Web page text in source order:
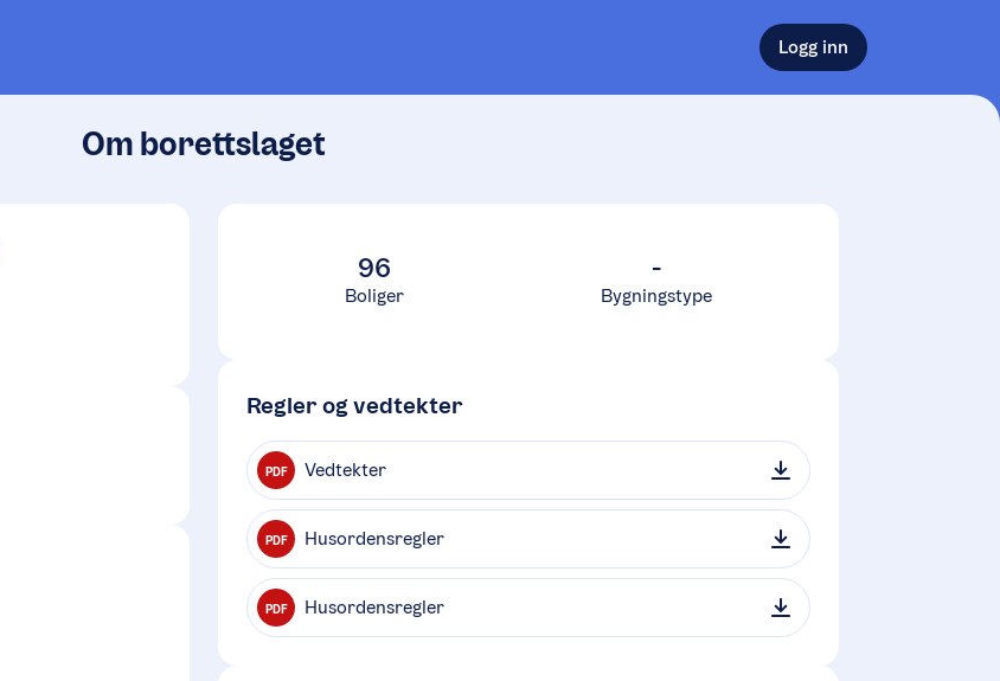
Logg inn
Om borettslaget
96
Boliger
-
Bygningstype
Regler og vedtekter
PDF Vedtekter
PDF Husordensregler
PDF Husordensregler